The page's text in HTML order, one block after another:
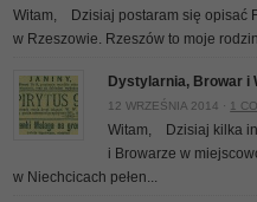
Witam, Dzisiaj postaram się opisać
w Rzeszowie. Rzeszów to moje
Dystylarnia, Browar i
12 WRZEŚNIA 2014 · 1
Witam, Dzisiaj kilka
i Browarze w
w Niechcicach pełen...